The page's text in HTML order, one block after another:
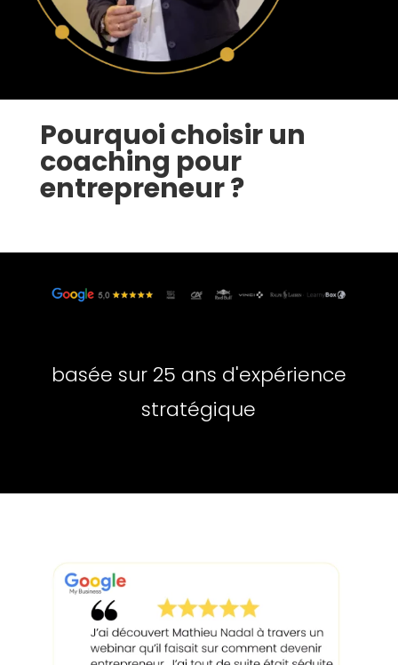
Pourquoi choisir un
coaching pour
entrepreneur ?
basée sur 25 ans d'expérience
stratégique